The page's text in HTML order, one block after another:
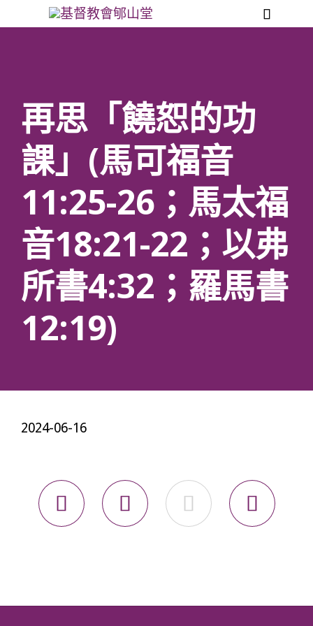

再思「饒恕的功
課」(馬可福音
11:25-26；馬太福
音18:21-22；以弗
所書4:32；羅馬書
12:19)
2024-06-16
   